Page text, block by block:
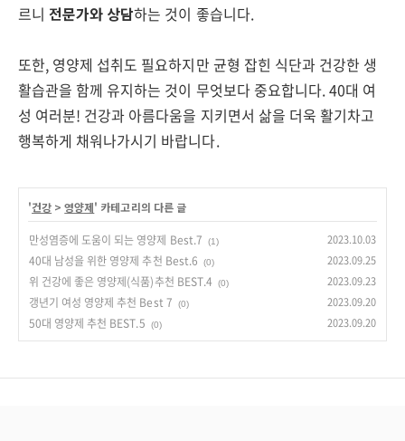
르니 전문가와 상담하는 것이 좋습니다.
또한, 영양제 섭취도 필요하지만 균형 잡힌 식단과 건강한 생
활습관을 함께 유지하는 것이 무엇보다 중요합니다. 40대 여
성 여러분! 건강과 아름다움을 지키면서 삶을 더욱 활기차고
행복하게 채워나가시기 바랍니다.
'건강 >영양제' 카테고리의 다른 글
만성염증에 도움이 되는 영양제 Best.7 (1) 2023.10.03
40대 남성을 위한 영양제 추천 Best.6 (0) 2023.09.25
위 건강에 좋은 영양제(식품)추천 BEST.4 (0) 2023.09.23
갱년기 여성 영양제 추천 Best 7 (0) 2023.09.20
50대 영양제 추천 BEST.5 (0) 2023.09.20